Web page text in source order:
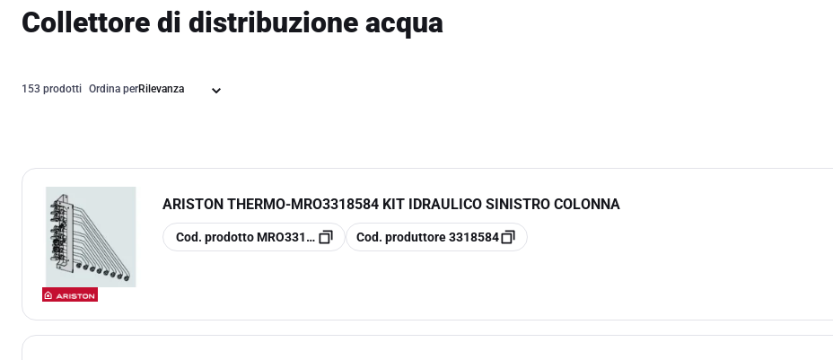
Collettore di distribuzione acqua
153 prodotti Ordina per
ARISTON THERMO-MRO3318584 KIT IDRAULICO SINISTRO COLONNA
copia
Cod. prodotto MRO3318584 copia
Cod. produttore3318584